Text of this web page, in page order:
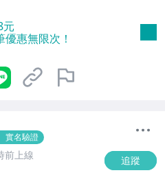
元
惠無限次！
實名驗證
前上線 追蹤